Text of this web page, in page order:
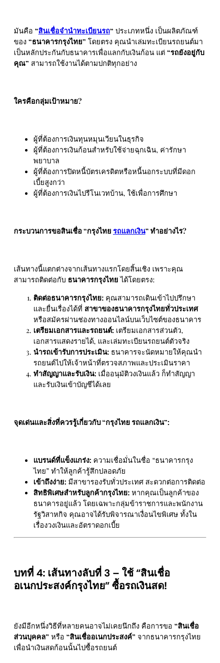
มันคือ “สินเชื่อจำนำทะเบียนรถ“ ประเภทหนึ่ง เป็นผลิตภัณฑ์
ของ “ธนาคารกรุงไทย” โดยตรง คุณนำเล่มทะเบียนรถยนต์มา
เป็นหลักประกันกับธนาคารเพื่อแลกกับเงินก้อน แต่ “รถยังอยู่กับ
คุณ” สามารถใช้งานได้ตามปกติทุกอย่าง
ใครคือกลุ่มเป้าหมาย?
ผู้ที่ต้องการเงินทุนหมุนเวียนในธุรกิจ
ผู้ที่ต้องการเงินก้อนสำหรับใช้จ่ายฉุกเฉิน, ค่ารักษา
พยาบาล
ผู้ที่ต้องการปิดหนี้บัตรเครดิตหรือหนี้นอกระบบที่มีดอก
เบี้ยสูงกว่า
ผู้ที่ต้องการเงินไปรีโนเวทบ้าน, ใช้เพื่อการศึกษา
กระบวนการขอสินเชื่อ “กรุงไทย รถแลกเงิน” ทำอย่างไร?
เส้นทางนี้แตกต่างจากเส้นทางแรกโดยสิ้นเชิง เพราะคุณ
สามารถติดต่อกับ ธนาคารกรุงไทย ได้โดยตรง:
ติดต่อธนาคารกรุงไทย: คุณสามารถเดินเข้าไปปรึกษา
และยื่นเรื่องได้ที่ สาขาของธนาคารกรุงไทยทั่วประเทศ
หรือสมัครผ่านช่องทางออนไลน์บนเว็บไซต์ของธนาคาร
เตรียมเอกสารและรถยนต์: เตรียมเอกสารส่วนตัว,
เอกสารแสดงรายได้, และเล่มทะเบียนรถยนต์ตัวจริง
นำรถเข้ารับการประเมิน: ธนาคารจะนัดหมายให้คุณนำ
รถยนต์ไปให้เจ้าหน้าที่ตรวจสภาพและประเมินราคา
ทำสัญญาและรับเงิน: เมื่ออนุมัติวงเงินแล้ว ก็ทำสัญญา
และรับเงินเข้าบัญชีได้เลย
จุดเด่นและสิ่งที่ควรรู้เกี่ยวกับ “กรุงไทย รถแลกเงิน”:
แบรนด์ที่แข็งแกร่ง: ความเชื่อมั่นในชื่อ “ธนาคารกรุง
ไทย” ทำให้ลูกค้ารู้สึกปลอดภัย
เข้าถึงง่าย: มีสาขารองรับทั่วประเทศ สะดวกต่อการติดต่อ
สิทธิพิเศษสำหรับลูกค้ากรุงไทย: หากคุณเป็นลูกค้าของ
ธนาคารอยู่แล้ว โดยเฉพาะกลุ่มข้าราชการและพนักงาน
รัฐวิสาหกิจ คุณอาจได้รับพิจารณาเงื่อนไขพิเศษ ทั้งใน
เรื่องวงเงินและอัตราดอกเบี้ย
บทที่ 4: เส้นทางลับที่ 3 – ใช้ “สินเชื่อ
อเนกประสงค์กรุงไทย” ซื้อรถเงินสด!
ยังมีอีกหนึ่งวิธีที่หลายคนอาจไม่เคยนึกถึง คือการขอ “สินเชื่อ
ส่วนบุคคล” หรือ “สินเชื่ออเนกประสงค์” จากธนาคารกรุงไทย
เพื่อนำเงินสดก้อนนั้นไปซื้อรถยนต์